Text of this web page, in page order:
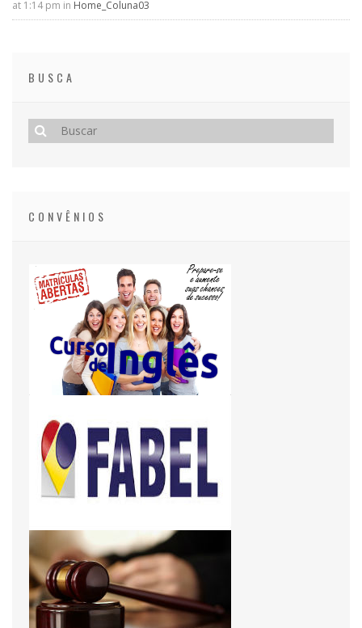
at 1:14 pm in Home_Coluna03
BUSCA
CONVÊNIOS